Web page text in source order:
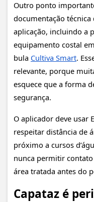
Outro ponto
documentação
aplicação, incluindo a
equipamento costal
bula Cultiva Smart.
relevante, porque
esquece que a forma
segurança.
O aplicador deve usar
respeitar distância de
próximo a cursos
nunca permitir
área tratada antes do
Capataz é